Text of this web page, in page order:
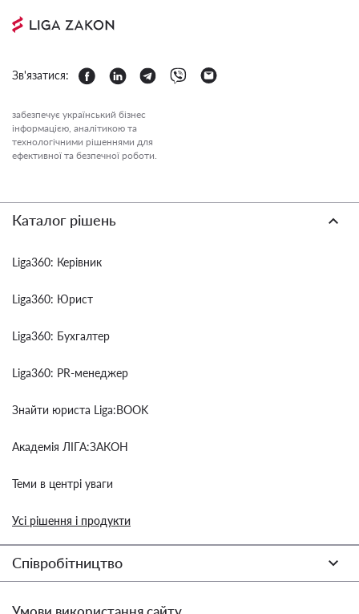
Зв'язатися:
забезпечує український бізнес
інформацією, аналітикою та
технологічними рішеннями для
ефективної та безпечної роботи.
Каталог рішень
Liga360: Керівник
Liga360: Юрист
Liga360: Бухгалтер
Liga360: PR-менеджер
Знайти юриста Liga:BOOK
Академія ЛІГА:ЗАКОН
Теми в центрі уваги
Усі рішення і продукти
Співробітництво